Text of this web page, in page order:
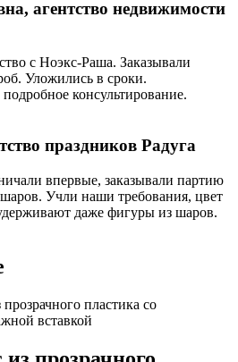
агентство недвижимости
с Ноэкс-Раша. Заказывали
Уложились в сроки.
консультирование.
праздников Радуга
впервые, заказывали партию
Учли наши требования, цвет
даже фигуры из шаров.